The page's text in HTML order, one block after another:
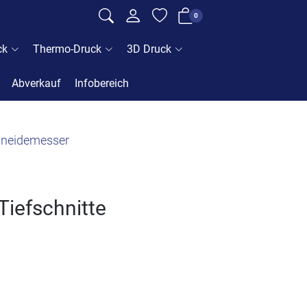
0
Thermo-Druck 3D Druck
Abverkauf Infobereich